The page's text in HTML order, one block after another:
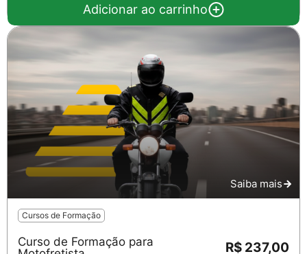
Adicionar ao carrinho
Saiba mais
Cursos de Formação
Curso de Formação para
R$ 237,00